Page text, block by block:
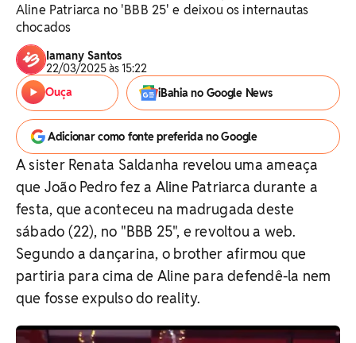
Aline Patriarca no 'BBB 25' e deixou os internautas
chocados
Iamany Santos
22/03/2025 às 15:22
Ouça
iBahia no Google News
Adicionar como fonte preferida no Google
A sister Renata Saldanha revelou uma ameaça
que João Pedro fez a Aline Patriarca durante a
festa, que aconteceu na madrugada deste
sábado (22), no "BBB 25", e revoltou a web.
Segundo a dançarina, o brother afirmou que
partiria para cima de Aline para defendê-la nem
que fosse expulso do reality.